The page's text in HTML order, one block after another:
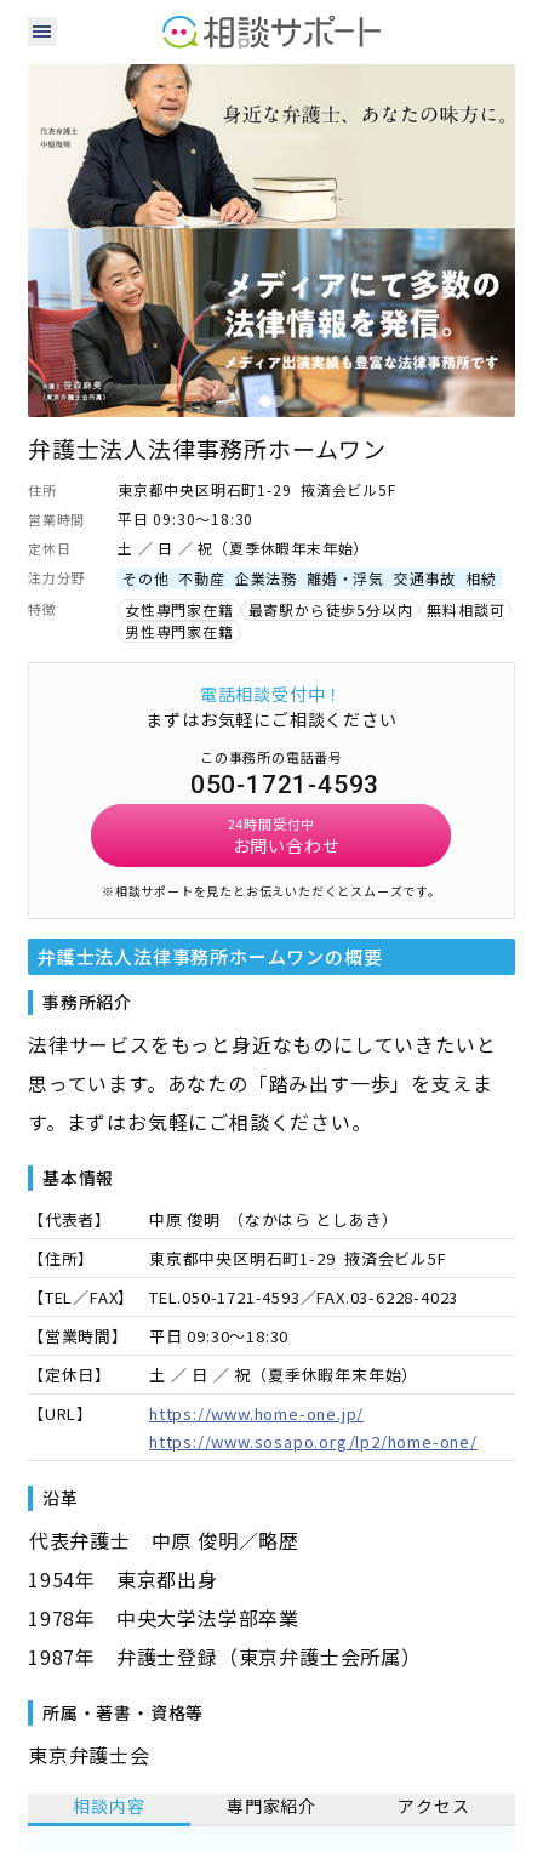
弁護士法人法律事務所ホームワン
住所 東京都中央区明石町1-29 掖済会ビル5F
営業時間 平日 09:30～18:30
定休日 土 ／ 日 ／ 祝（夏季休暇年末年始）
注力分野 その他 不動産 企業法務 離婚・浮気 交通事故 相続
特徴 女性専門家在籍 最寄駅から徒歩5分以内
無料相談可
男性専門家在籍
電話相談受付中！
まずはお気軽にご相談ください
この事務所の電話番号
050-1721-4593
24時間受付中
お問い合わせ
※相談サポートを見たとお伝えいただくとスムーズです。
弁護士法人法律事務所ホームワンの概要
事務所紹介
法律サービスをもっと身近なものにしていきたいと
思っています。あなたの「踏み出す一歩」を支えま
す。まずはお気軽にご相談ください。
基本情報
【代表者】 中原 俊明 （なかはら としあき）
【住所】
東京都中央区明石町1-29 掖済会ビル5F
【TEL／FAX】
TEL.050-1721-4593 ／FAX.03-6228-4023
【営業時間】
平日 09:30～18:30
【定休日】
土 ／ 日 ／ 祝（夏季休暇年末年始）
【URL】
https://www.home-one.jp/
https://www.sosapo.org/lp2/home-one/
沿革
――代表弁護士 中原 俊明／略歴――
1954年 東京都出身
1978年 中央大学法学部卒業
1987年 弁護士登録（東京弁護士会所属）
所属・著書・資格等
東京弁護士会
相談内容 専門家紹介 アクセス